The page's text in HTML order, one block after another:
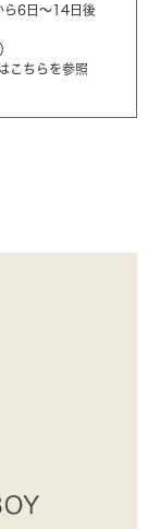
ら6日〜14日後
こちらを参照